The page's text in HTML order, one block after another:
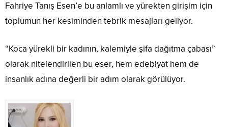
Fahriye Tanış Esen’e bu anlamlı ve yürekten girişim için
toplumun her kesiminden tebrik mesajları geliyor.
“Koca yürekli bir kadının, kalemiyle şifa dağıtma çabası”
olarak nitelendirilen bu eser, hem edebiyat hem de
insanlık adına değerli bir adım olarak görülüyor.